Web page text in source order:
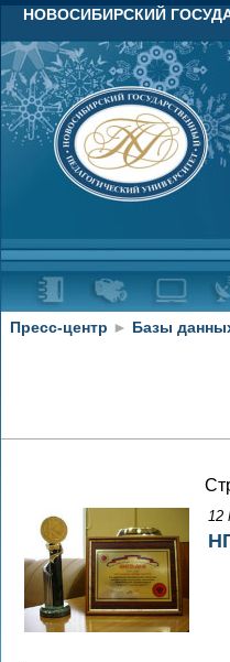
НОВОСИБИРСКИЙ
Пресс-центр ► Базы
12